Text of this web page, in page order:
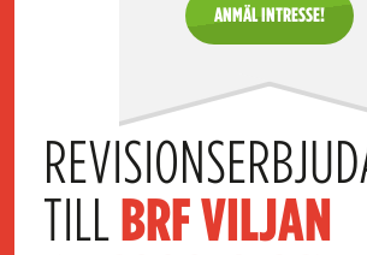
ANMÄL INTRESSE!
TILL BRF VILJAN